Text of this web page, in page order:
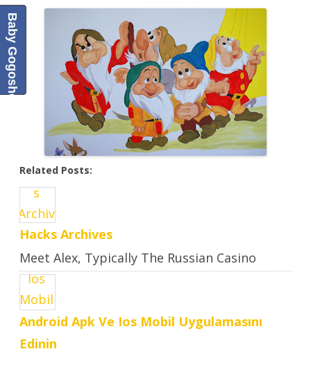
Related Posts:
Hacks Archives
Meet Alex, Typically The Russian Casino
Hacker Who Makes Large ..
Android Apk Ve Ios Mobil Uygulamasını
Edinin
Baby Gogoshel Blog